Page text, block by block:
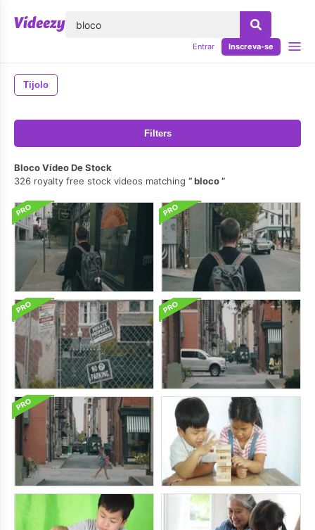
Entrar Inscreva-se
Tijolo
Filters
Bloco Vídeo De Stock
326 royalty free stock videos matching
bloco